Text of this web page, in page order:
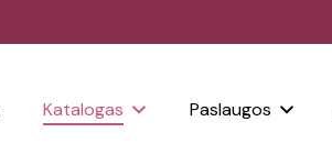
Katalogas Paslaugos